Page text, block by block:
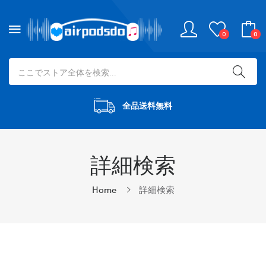
0 0
全品送料無料
詳細検索
Home 詳細検索